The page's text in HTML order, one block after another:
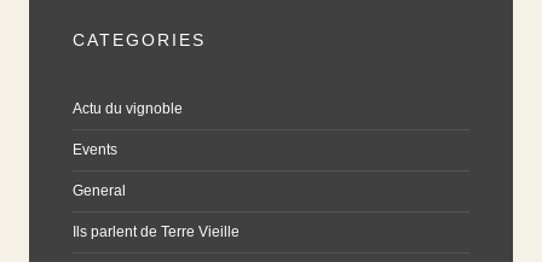
CATEGORIES
Actu du vignoble
Events
General
Ils parlent de Terre Vieille